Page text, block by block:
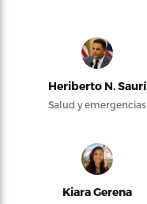
Heriberto N. Saurí
Salud y emergencias
Kiara Gerena